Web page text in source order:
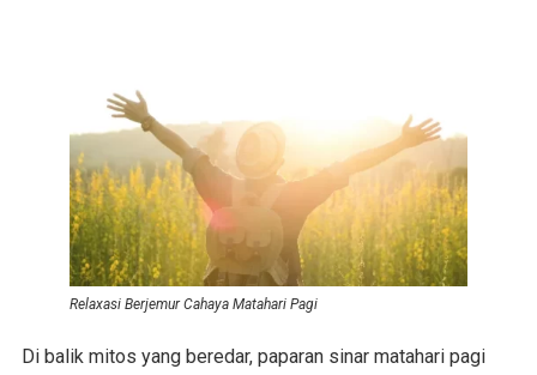
Relaxasi Berjemur Cahaya Matahari Pagi
Di balik mitos yang beredar, paparan sinar matahari pagi